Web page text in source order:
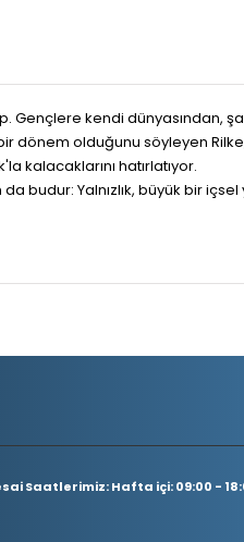
Gençlere kendi dünyasından,
dönem olduğunu söyleyen
kalacaklarını hatırlatıyor.
budur: Yalnızlık, büyük bir içsel
Saatlerimiz: Hafta içi: 09:00 -